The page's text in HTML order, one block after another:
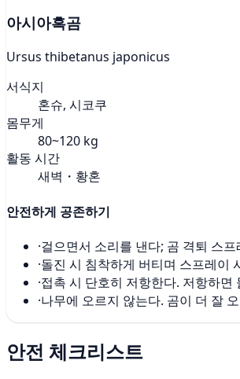
아시아흑곰
Ursus thibetanus japonicus
서식지
혼슈, 시코쿠
몸무게
80~120 kg
활동 시간
새벽・황혼
안전하게 공존하기
·걸으면서 소리를 낸다; 곰 격퇴 스프
·돌진 시 침착하게 버티며 스프레이
·접촉 시 단호히 저항한다. 저항하면
·나무에 오르지 않는다. 곰이 더 잘
안전 체크리스트